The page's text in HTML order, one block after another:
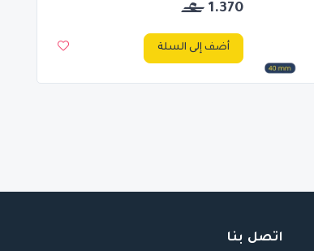
1.370
أضف إلى السلة
اتصل بنا